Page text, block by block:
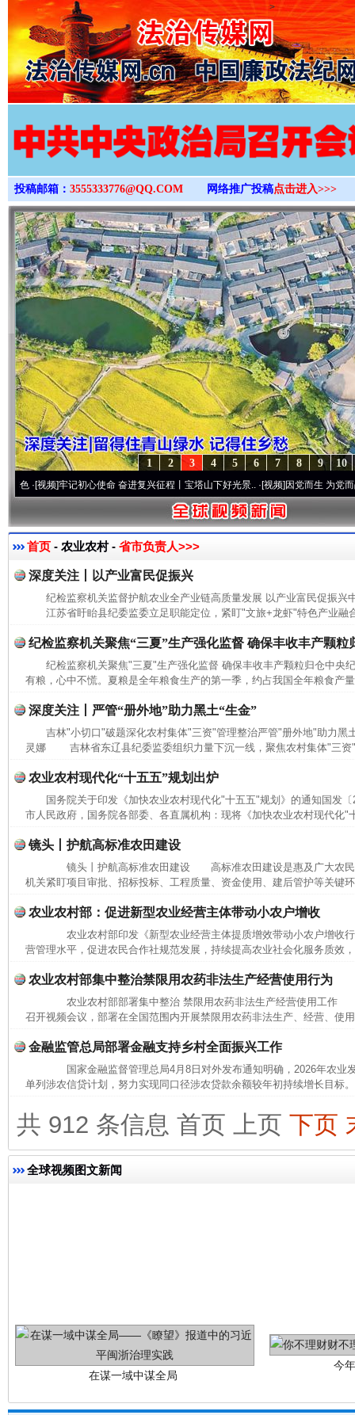
>
投稿邮箱： 3555333776@QQ.COM 网络推广投稿点击进入>>>
10
9
8
7
6
5
4
3
2
1
视频]牢记初心使命 奋进复兴征程丨宝塔山下好光景..·[视频]因党而生 为党而战——
首页 - 农业农村 - 省市负责人>>>
深度关注丨以产业富民促振兴
纪检监察机关监督护航农业全产业链高质量发展 以产业富民促振兴
江苏省盱眙县纪委监委立足职能定位，紧盯"文旅+龙虾"特色产业融
纪检监察机关聚焦“三夏”生产强化监督 确保丰收丰产颗粒
纪检监察机关聚焦"三夏"生产强化监督 确保丰收丰产颗粒归仓中
有粮，心中不慌。夏粮是全年粮食生产的第一季，约占我国全年粮食产
深度关注丨严管“册外地”助力黑土“生金”
吉林"小切口"破题深化农村集体"三资"管理整治严管"册外地"助力黑
灵娜 吉林省东辽县纪委监委组织力量下沉一线，聚焦农村集体"三资
农业农村现代化“十五五”规划出炉
国务院关于印发《加快农业农村现代化"十五五"规划》的通知国发
市人民政府，国务院各部委、各直属机构：现将《加快农业农村现代化"
镜头丨护航高标准农田建设
镜头丨护航高标准农田建设 高标准农田建设是惠及广大农民
机关紧盯项目审批、招标投标、工程质量、资金使用、建后管护等关键
农业农村部：促进新型农业经营主体带动小农户增收
农业农村部印发《新型农业经营主体提质增效带动小农户增收
营管理水平，促进农民合作社规范发展，持续提高农业社会化服务质效
农业农村部集中整治禁限用农药非法生产经营使用行为
农业农村部部署集中整治 禁限用农药非法生产经营使用工作
召开视频会议，部署在全国范围内开展禁限用农药非法生产、经营、使
金融监管总局部署金融支持乡村全面振兴工作
国家金融监督管理总局4月8日对外发布通知明确，2026年农业
单列涉农信贷计划，努力实现同口径涉农贷款余额较年初持续增长目
共 912 条信息 首页 上页 下页
全球视频图文新闻
网上购药对药下症？